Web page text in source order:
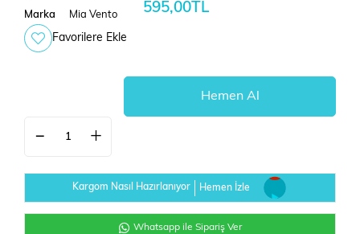
Marka Mia Vento 595,00TL
Favorilere Ekle
Kargom Nasıl Hazırlanıyor Hemen İzle
Whatsapp ile Sipariş Ver